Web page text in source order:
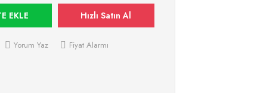
EKLE Hızlı Satın Al
Yorum Yaz Fiyat Alarmı